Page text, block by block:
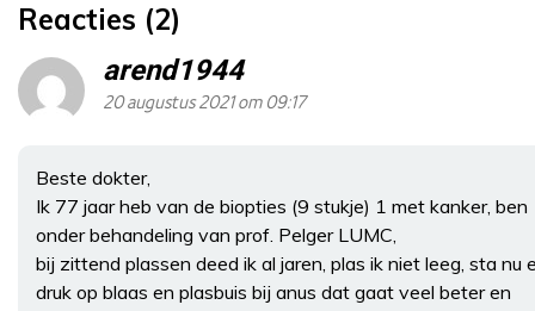
Reacties (2)
arend1944
20 augustus 2021 om 09:17
Beste dokter,
Ik 77 jaar heb van de biopties (9 stukje) 1 met kanker, ben
onder behandeling van prof. Pelger LUMC,
bij zittend plassen deed ik al jaren, plas ik niet leeg, sta nu
druk op blaas en plasbuis bij anus dat gaat veel beter en